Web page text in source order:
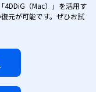
4DDiG（Mac）」を活用す
元が可能です。ぜひお試